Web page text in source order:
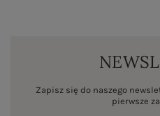
Zapisz się do naszego
pierwsze